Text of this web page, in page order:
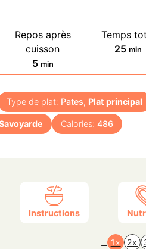
Repos après
cuisson
5minutes
min
Temps
25 min
Type de plat: Pates, Plat principal
Calories: 486
Instructions
1x 2x